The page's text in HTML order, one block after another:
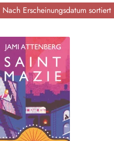
Nach Erscheinungsdatum sortiert